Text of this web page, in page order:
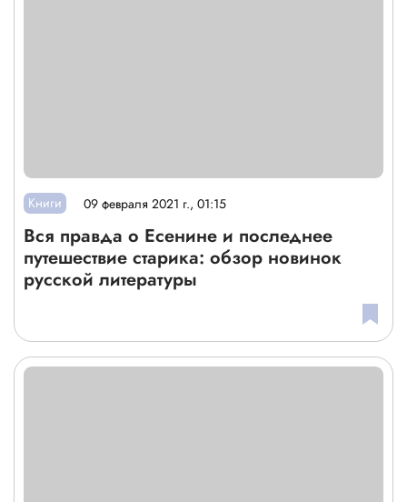
Книги 09 февраля 2021 г., 01:15
Вся правда о Есенине и последнее
путешествие старика: обзор новинок
русской литературы